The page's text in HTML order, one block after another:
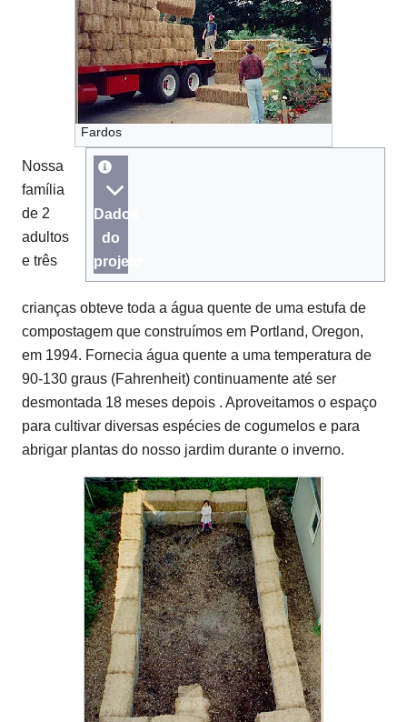
Fardos
Dados
do
projeto
Nossa
família
de 2
adultos
e três
crianças obteve toda a água quente de uma estufa de
compostagem que construímos em Portland, Oregon,
em 1994. Fornecia água quente a uma temperatura de
90-130 graus (Fahrenheit) continuamente até ser
desmontada 18 meses depois . Aproveitamos o espaço
para cultivar diversas espécies de cogumelos e para
abrigar plantas do nosso jardim durante o inverno.